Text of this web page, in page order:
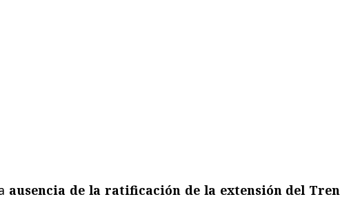
ausencia de la ratificación de la extensión del Tren